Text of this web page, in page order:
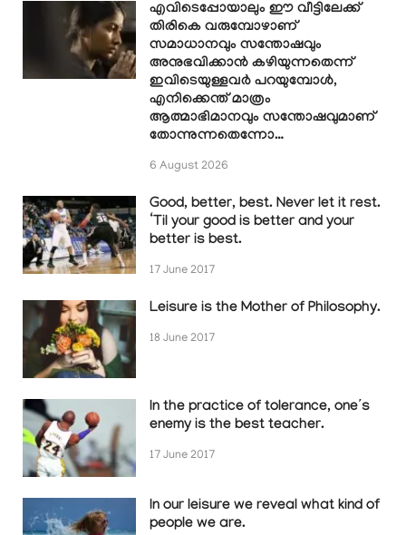
എവിടെപ്പോയാലും ഈ വീട്ടിലേക്ക്
തിരികെ വരുമ്പോഴാണ്
സമാധാനവും സന്തോഷവും
അനുഭവിക്കാൻ കഴിയുന്നതെന്ന്
ഇവിടെയുള്ളവർ പറയുമ്പോൾ,
എനിക്കെന്ത് മാത്രം
ആത്മാഭിമാനവും സന്തോഷവുമാണ്
തോന്നുന്നതെന്നോ…
6 August 2026
Good, better, best. Never let it rest.
‘Til your good is better and your
better is best.
17 June 2017
Leisure is the Mother of Philosophy.
18 June 2017
In the practice of tolerance, one’s
enemy is the best teacher.
17 June 2017
In our leisure we reveal what kind of
people we are.